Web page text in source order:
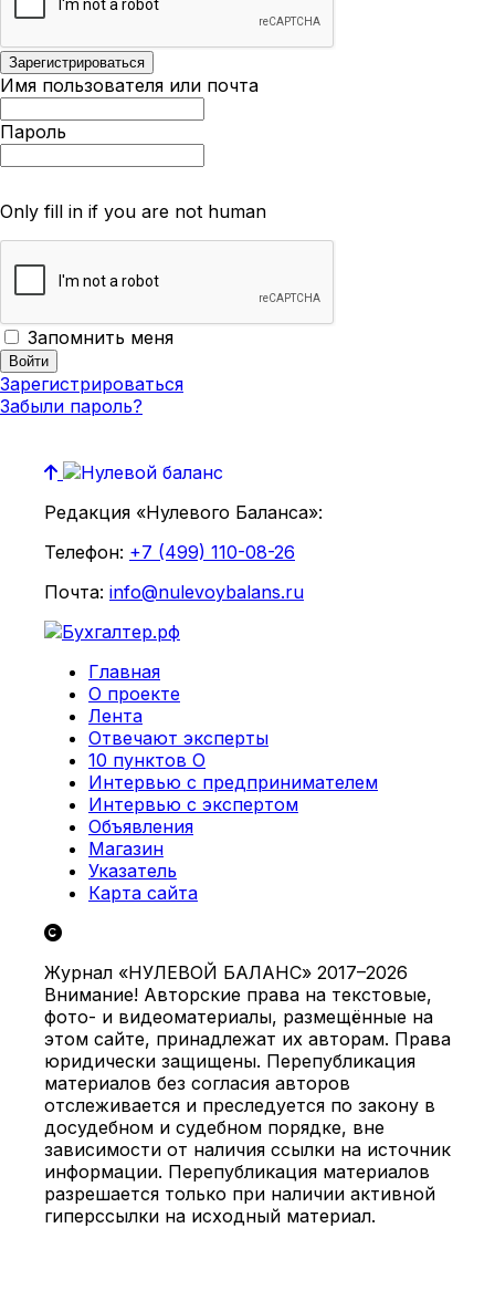
Имя пользователя или почта
Пароль
Only fill in if you are not human
Запомнить меня
Зарегистрироваться
Забыли пароль?
Редакция «Нулевого Баланса»:
Телефон: +7 (499) 110-08-26
Почта: info@nulevoybalans.ru
Главная
О проекте
Лента
Отвечают эксперты
10 пунктов О
Интервью с предпринимателем
Интервью с экспертом
Объявления
Магазин
Указатель
Карта сайта
Журнал «НУЛЕВОЙ БАЛАНС» 2017–2026
Внимание! Авторские права на текстовые,
фото- и видеоматериалы, размещённые на
этом сайте, принадлежат их авторам. Права
юридически защищены. Перепубликация
материалов без согласия авторов
отслеживается и преследуется по закону в
досудебном и судебном порядке, вне
зависимости от наличия ссылки на источник
информации. Перепубликация материалов
разрешается только при наличии активной
гиперссылки на исходный материал.